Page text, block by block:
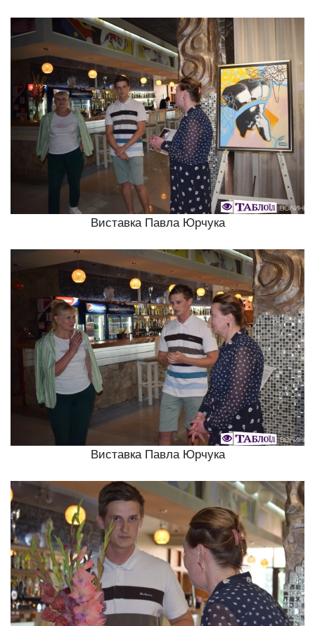
Виставка Павла Юрчука
Виставка Павла Юрчука